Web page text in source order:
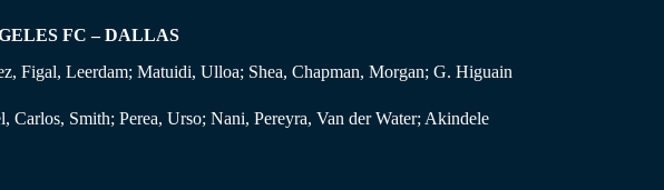
FC – DALLAS
Figal, Leerdam; Matuidi, Ulloa; Shea, Chapman, Morgan; G. Higuain
Carlos, Smith; Perea, Urso; Nani, Pereyra, Van der Water; Akindele